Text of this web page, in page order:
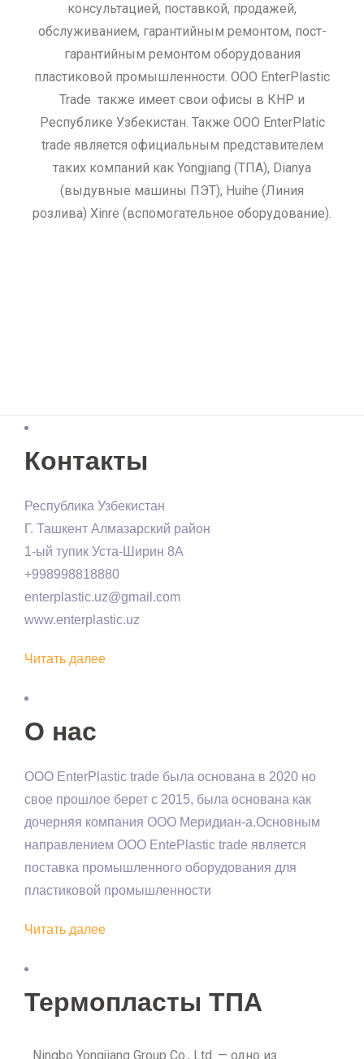
консультацией, поставкой, продажей,
обслуживанием, гарантийным ремонтом, пост-
гарантийным ремонтом оборудования
пластиковой промышленности. ООО EnterPlastic
Trade также имеет свои офисы в КНР и
Республике Узбекистан. Также ООО EnterPlatic
trade является официальным представителем
таких компаний как Yongjiang (ТПА), Dianya
(выдувные машины ПЭТ), Huihe (Линия
розлива) Xinre (вспомогательное оборудование).
Контакты
Республика Узбекистан
Г. Ташкент Алмазарский район
1-ый тупик Уста-Ширин 8А
+998998818880
enterplastic.uz@gmail.com
www.enterplastic.uz
Читать далее
О нас
OOO EnterPlastic trade была основана в 2020 но
свое прошлое берет с 2015, была основана как
дочерняя компания ООО Меридиан-а.Основным
направлением ООО EntePlastic trade является
поставка промышленного оборудования для
пластиковой промышленности
Читать далее
Термопласты ТПА
Ningbo Yongjiang Group Co., Ltd. — одно из